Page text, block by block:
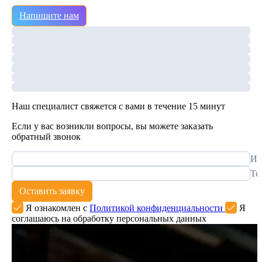
Напишите нам
Наш специалист свяжется с вами в течение 15 минут
Если у вас возникли вопросы, вы можете заказать
обратный звонок
Оставить заявку
Я ознакомлен с Политикой конфиденциальности
Я
соглашаюсь на обработку персональных данных